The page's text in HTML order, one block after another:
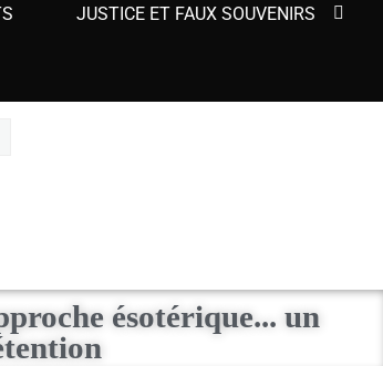
JUSTICE ET FAUX SOUVENIRS
ésotérique... un